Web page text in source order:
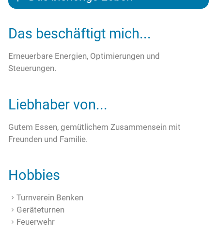
Das beschäftigt mich...
Erneuerbare Energien, Optimierungen und
Steuerungen.
Liebhaber von...
Gutem Essen, gemütlichem Zusammensein mit
Freunden und Familie.
Hobbies
Turnverein Benken
Geräteturnen
Feuerwehr